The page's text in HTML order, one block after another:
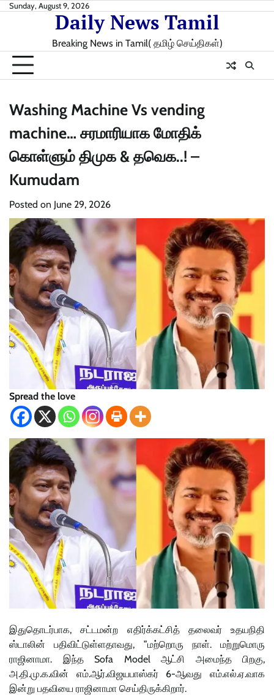
SkipSunday, August 9, 2026
Daily News Tamil
Breaking News in Tamil( தமிழ் செய்திகள்)
Washing Machine Vs vending
machine… சரமாரியாக மோதிக்
கொள்ளும் திமுக & தவெக..! –
Kumudam
Posted on June 29, 2026
Spread the love
இதுதொடர்பாக, சட்டமன்ற எதிர்க்கட்சித் தலைவர் உதயநிதி
ஸ்டாலின் பதிவிட்டுள்ளதாவது, ”மற்றொரு நாள். மற்றுமொரு
ராஜினாமா. இந்த Sofa Model ஆட்சி அமைந்த பிறகு,
அ.தி.மு.க.வின் எம்.ஆர்.விஜயபாஸ்கர் 6-ஆவது எம்.எல்.ஏ.வாக
இன்று பதவியை ராஜினாமா செய்திருக்கிறார்.